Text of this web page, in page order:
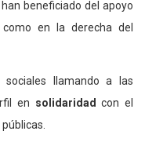
beneficiado del apoyo
en la derecha del
sociales llamando a las
en solidaridad con el